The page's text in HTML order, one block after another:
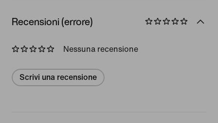
Recensioni (errore)
Nessuna recensione
Scrivi una recensione